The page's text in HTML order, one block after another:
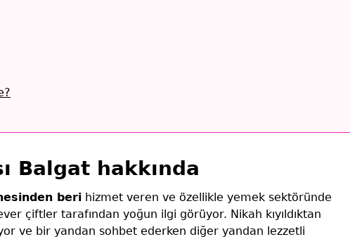
Balgat hakkında
beri hizmet veren ve özellikle yemek sektöründe
çiftler tarafından yoğun ilgi görüyor. Nikah kıyıldıktan
ve bir yandan sohbet ederken diğer yandan lezzetli